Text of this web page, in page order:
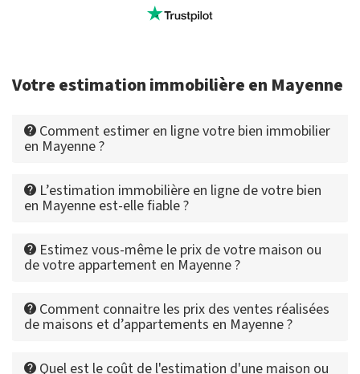
Votre estimation immobilière en Mayenne
Comment estimer en ligne votre bien immobilier
en Mayenne ?
L’estimation immobilière en ligne de votre bien
en Mayenne est-elle fiable ?
Estimez vous-même le prix de votre maison ou
de votre appartement en Mayenne ?
Comment connaitre les prix des ventes réalisées
de maisons et d’appartements en Mayenne ?
Quel est le coût de l'estimation d'une maison ou